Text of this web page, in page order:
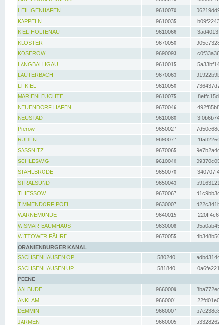
HEILIGENHAFEN
9610070
KAPPELN
9610035
KIEL-HOLTENAU
9610066
KLOSTER
9670050
KOSEROW
9690093
LANGBALLIGAU
9610015
LAUTERBACH
9670063
LT KIEL
9610050
MARIENLEUCHTE
9610075
NEUENDORF HAFEN
9670046
NEUSTADT
9610080
Prerow
9650027
RUDEN
9690077
SASSNITZ
9670065
SCHLESWIG
9610040
STAHLBRODE
9650070
STRALSUND
9650043
THIESSOW
9670067
TIMMENDORF POEL
9630007
WARNEMÜNDE
9640015
WISMAR-BAUMHAUS
9630008
WITTOWER FÄHRE
9670055
ORANIENBURGER KANAL
SACHSENHAUSEN OP
580240
SACHSENHAUSEN UP
581840
PEENE
AALBUDE
9660009
ANKLAM
9660001
DEMMIN
9660007
JARMEN
9660005